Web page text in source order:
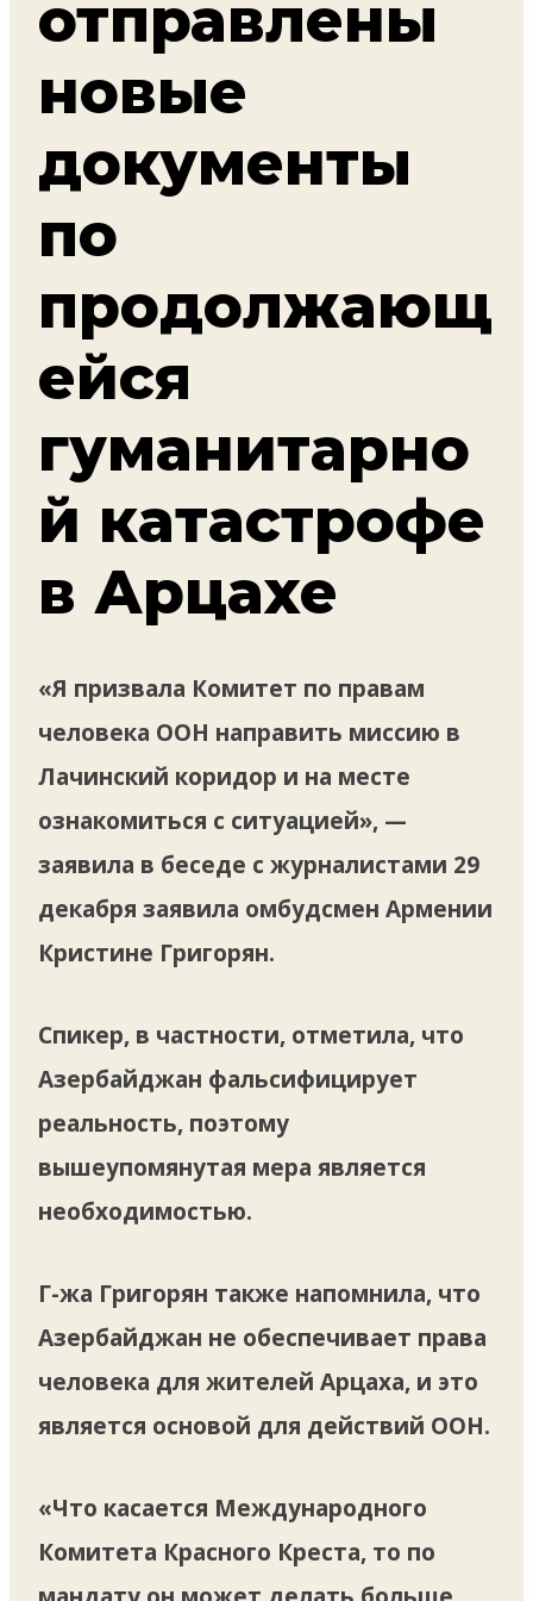
отправлены
новые
документы
по
продолжающ
ейся
гуманитарно
й катастрофе
в Арцахе
«Я призвала Комитет по правам
человека ООН направить миссию в
Лачинский коридор и на месте
ознакомиться с ситуацией», —
заявила в беседе с журналистами 29
декабря заявила омбудсмен Армении
Кристине Григорян.
Спикер, в частности, отметила, что
Азербайджан фальсифицирует
реальность, поэтому
вышеупомянутая мера является
необходимостью.
Г-жа Григорян также напомнила, что
Азербайджан не обеспечивает права
человека для жителей Арцаха, и это
является основой для действий ООН.
«Что касается Международного
Комитета Красного Креста, то по